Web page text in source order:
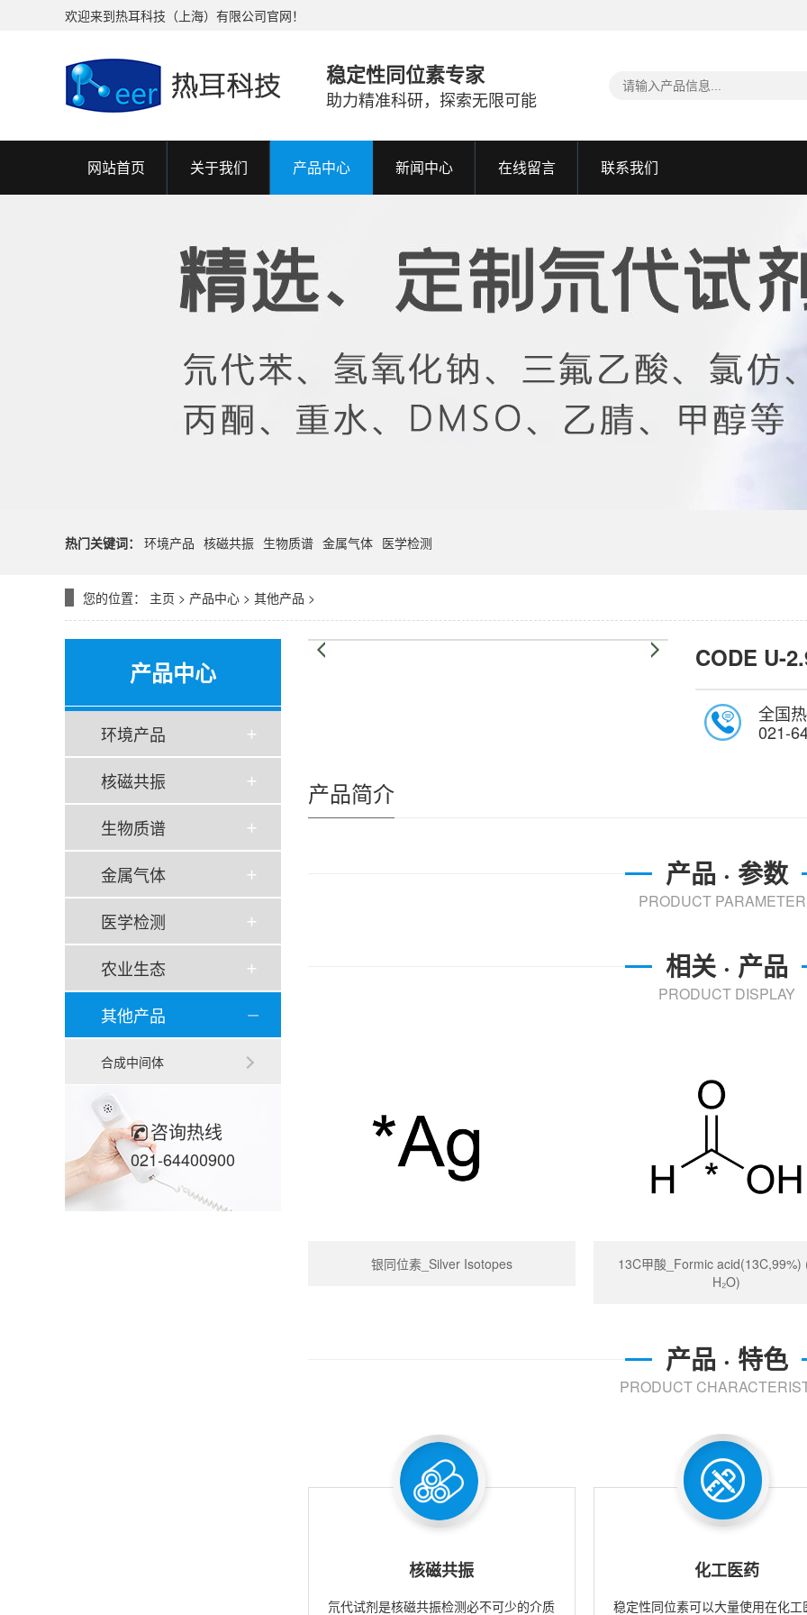
欢迎来到热耳科技（上海）有限公司官网！
稳定性同位素专家
助力精准科研，探索无限可能
网站首页 关于我们 产品中心 新闻中心 在线留言 联系我们
热门关键词： 环境产品 核磁共振 生物质谱 金属气体 医学检测
您的位置： 主页 > 产品中心 > 其他产品 >
产品中心
环境产品
核磁共振
生物质谱
金属气体
医学检测
农业生态
其他产品
合成中间体
咨询热线
021-64400900
CODE U-
全国
021-
产品简介
产品 · 参数
PRODUCT
相关 · 产品
PRODUCT DISPLAY
银同位素_Silver Isotopes
13C甲酸_Formic acid(13C,99%)
H₂O)
产品 · 特色
PRODUCT
核磁共振
氘代试剂是核磁共振检测必不可少的介质
化工医药
稳定性同位素可以大量使用在化工